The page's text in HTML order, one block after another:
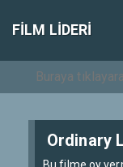
FILM LIDERI
Ordinary